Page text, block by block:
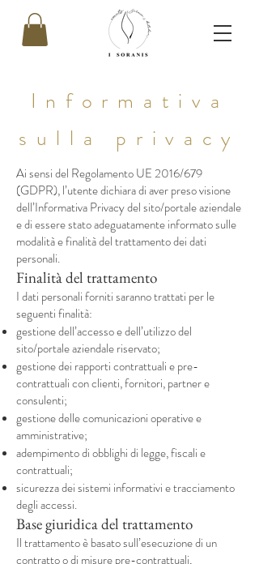
Informativa
sulla privacy
Ai sensi del Regolamento UE 2016/679
(GDPR), l’utente dichiara di aver preso visione
dell’Informativa Privacy del sito/portale aziendale
e di essere stato adeguatamente informato sulle
modalità e finalità del trattamento dei dati
personali.
Finalità del trattamento
I dati personali forniti saranno trattati per le
seguenti finalità:
gestione dell’accesso e dell’utilizzo del
sito/portale aziendale riservato;
gestione dei rapporti contrattuali e pre-
contrattuali con clienti, fornitori, partner e
consulenti;
gestione delle comunicazioni operative e
amministrative;
adempimento di obblighi di legge, fiscali e
contrattuali;
sicurezza dei sistemi informativi e tracciamento
degli accessi.
Base giuridica del trattamento
Il trattamento è basato sull’esecuzione di un
contratto o di misure pre-contrattuali,